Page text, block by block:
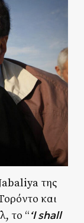
της
και
το “‘I shall